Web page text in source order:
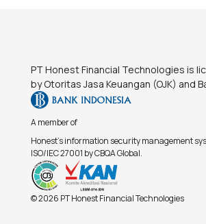
PT Honest Financial Technologies is
by Otoritas Jasa Keuangan (OJK) and
A member of
Honest's information security management
ISO/IEC 27001 by CBQA Global.
© 2026 PT Honest Financial Technologies